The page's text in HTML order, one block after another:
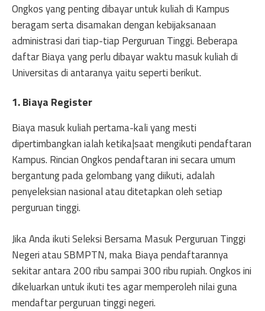
Ongkos yang penting dibayar untuk kuliah di Kampus
beragam serta disamakan dengan kebijaksanaan
administrasi dari tiap-tiap Perguruan Tinggi. Beberapa
daftar Biaya yang perlu dibayar waktu masuk kuliah di
Universitas di antaranya yaitu seperti berikut.
1. Biaya Register
Biaya masuk kuliah pertama-kali yang mesti
dipertimbangkan ialah ketika|saat mengikuti pendaftaran
Kampus. Rincian Ongkos pendaftaran ini secara umum
bergantung pada gelombang yang diikuti, adalah
penyeleksian nasional atau ditetapkan oleh setiap
perguruan tinggi.
Jika Anda ikuti Seleksi Bersama Masuk Perguruan Tinggi
Negeri atau SBMPTN, maka Biaya pendaftarannya
sekitar antara 200 ribu sampai 300 ribu rupiah. Ongkos ini
dikeluarkan untuk ikuti tes agar memperoleh nilai guna
mendaftar perguruan tinggi negeri.